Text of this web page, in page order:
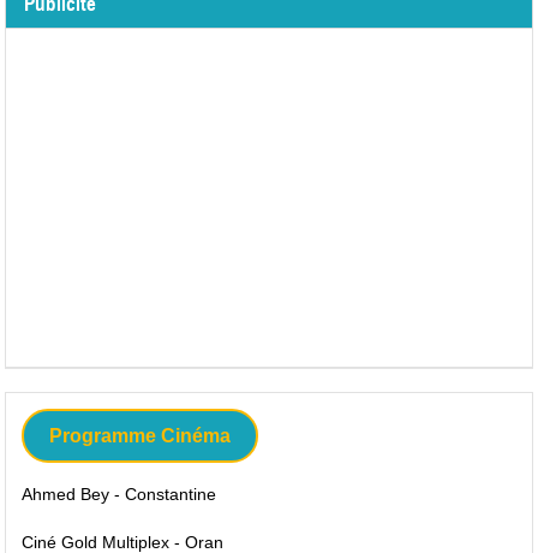
Programme Cinéma
Ahmed Bey - Constantine
Ciné Gold Multiplex - Oran